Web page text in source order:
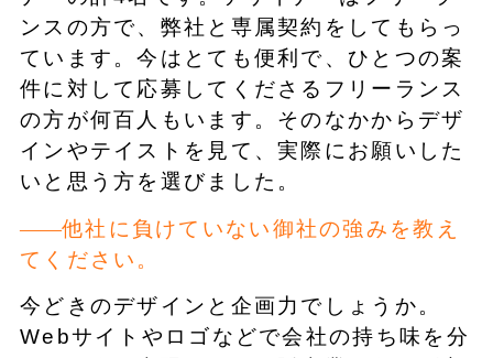
ンスの方で、弊社と専属契約をしてもらっ
ています。今はとても便利で、ひとつの案
件に対して応募してくださるフリーランス
の方が何百人もいます。そのなかからデザ
インやテイストを見て、実際にお願いした
いと思う方を選びました。
他社に負けていない御社の強みを教え
てください。
今どきのデザインと企画力でしょうか。
Webサイトやロゴなどで会社の持ち味を分